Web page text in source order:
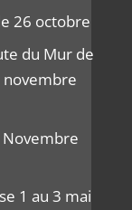
26 octobre
du Mur de
novembre
1 au 3 mai